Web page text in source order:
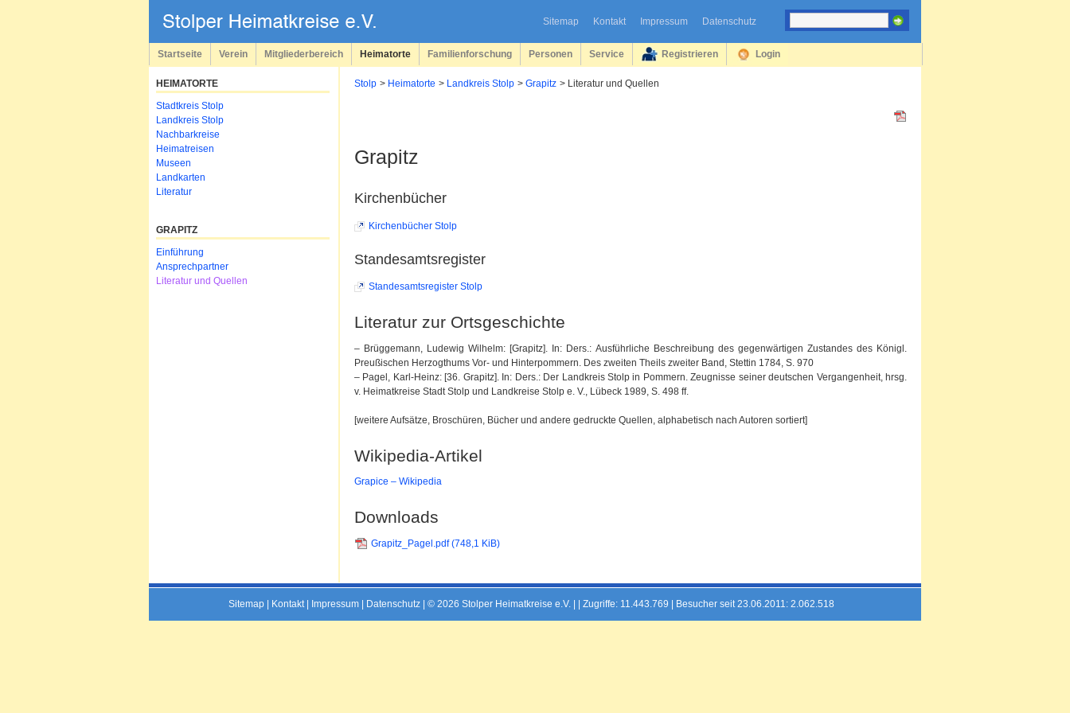
Sitemap Kontakt Impressum Datenschutz
überspringen
Startseite Verein Mitgliederbereich Heimatorte Familienforschung Personen Service Registrieren Login
Stolp Heimatorte Landkreis Stolp Grapitz Literatur und Quellen
Grapitz
Kirchenbücher
Kirchenbücher Stolp
Standesamtsregister
Standesamtsregister Stolp
Literatur zur Ortsgeschichte
– Brüggemann, Ludewig Wilhelm: [Grapitz]. In: Ders.: Ausführliche Beschreibung des gegenwärtigen Zustandes des Königl.
Preußischen Herzogthums Vor- und Hinterpommern. Des zweiten Theils zweiter Band, Stettin 1784, S. 970
– Pagel, Karl-Heinz: [36. Grapitz]. In: Ders.: Der Landkreis Stolp in Pommern. Zeugnisse seiner deutschen Vergangenheit, hrsg.
v. Heimatkreise Stadt Stolp und Landkreise Stolp e. V., Lübeck 1989, S. 498 ff.
[weitere Aufsätze, Broschüren, Bücher und andere gedruckte Quellen, alphabetisch nach Autoren sortiert]
Wikipedia-Artikel
Grapice – Wikipedia
Downloads
Grapitz_Pagel.pdf(748,1 KiB)
HEIMATORTE
Navigation
überspringen
Stadtkreis Stolp
Landkreis Stolp
Nachbarkreise
Heimatreisen
Museen
Landkarten
Literatur
GRAPITZ
Navigation
überspringen
Einführung
Ansprechpartner
Literatur und Quellen
Sitemap | Kontakt | Impressum | Datenschutz | © 2026 Stolper Heimatkreise e.V. | | Zugriffe: 11.443.769 | Besucher seit 23.06.2011: 2.062.518